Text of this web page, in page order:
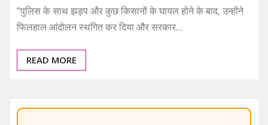
“पुलिस के साथ झड़प और कुछ किसानों के घायल होने के बाद, उन्होंने
फिलहाल आंदोलन स्थगित कर दिया और सरकार…
READ MORE